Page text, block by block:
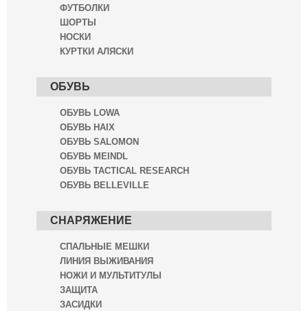
ФУТБОЛКИ
ШОРТЫ
НОСКИ
КУРТКИ АЛЯСКИ
ОБУВЬ
ОБУВЬ LOWA
ОБУВЬ HAIX
ОБУВЬ SALOMON
ОБУВЬ MEINDL
ОБУВЬ TACTICAL RESEARCH
ОБУВЬ BELLEVILLE
СНАРЯЖЕНИЕ
СПАЛЬНЫЕ МЕШКИ
ЛИНИЯ ВЫЖИВАНИЯ
НОЖИ И МУЛЬТИТУЛЫ
ЗАЩИТА
ЗАСИДКИ